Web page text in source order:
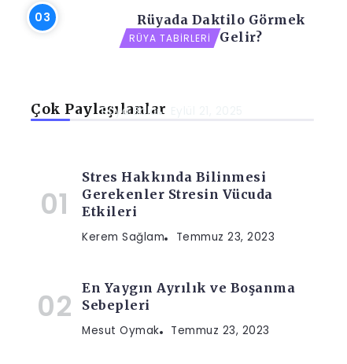
Rüyada Daktilo Görmek
Ne Anlama Gelir?
Çok Paylaşılanlar
RÜYA TABIRLERI
Rüya Balci
Stres Hakkında Bilinmesi
Gerekenler Stresin Vücuda
Etkileri
Kerem Sağlam Temmuz 23, 2023
En Yaygın Ayrılık ve Boşanma
Sebepleri
Mesut Oymak Temmuz 23, 2023